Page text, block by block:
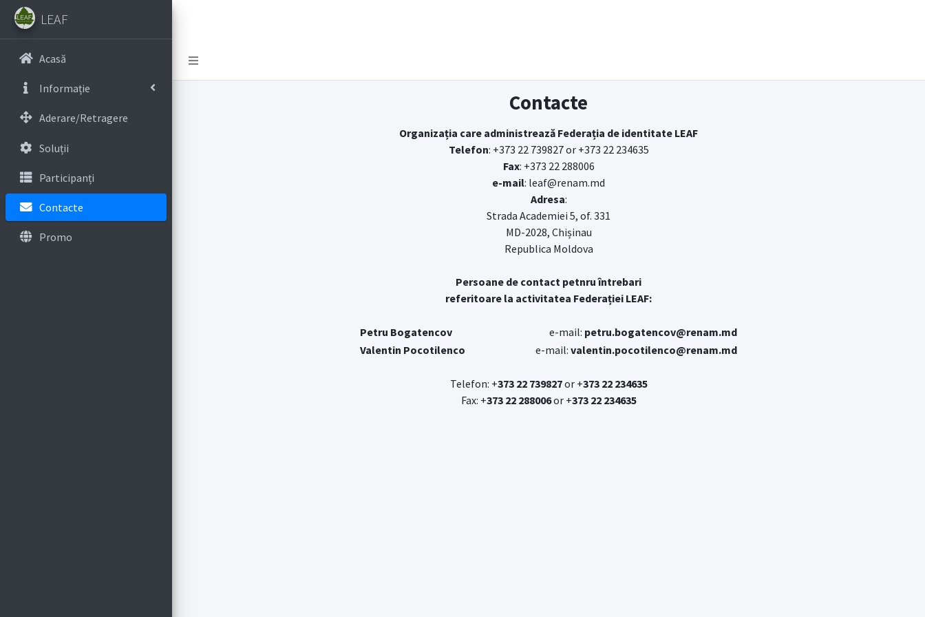
Toggle navigation
LEAF
Acasă
Informație
Aderare/Retragere
Soluții
Participanți
Contacte
Promo
Contacte
Organizația care administrează Federația de identitate LEAF
Telefon: +373 22 739827 or +373 22 234635
Fax: +373 22 288006
e-mail: leaf@renam.md
Adresa:
Strada Academiei 5, of. 331
MD-2028, Chișinau
Republica Moldova
Persoane de contact petnru întrebari
referitoare la activitatea Federației LEAF:
Petru Bogatencov e-mail: petru.bogatencov@renam.md
Valentin Pocotilenco
e-mail: valentin.pocotilenco@renam.md
Telefon: +373 22 739827or +373 22 234635
Fax: +373 22 288006or +373 22 234635